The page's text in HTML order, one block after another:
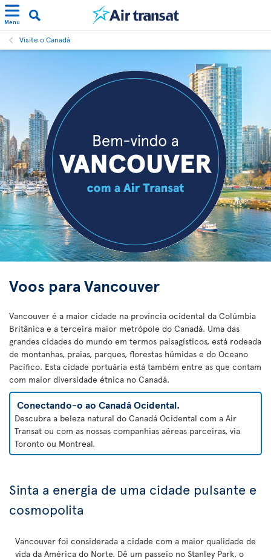
Menu
Visite o Canadá
Voos para Vancouver
Vancouver é a maior cidade na província ocidental da Colúmbia
Britânica e a terceira maior metrópole do Canadá. Uma das
grandes cidades do mundo em termos paisagísticos, está rodeada
de montanhas, praias, parques, florestas húmidas e do Oceano
Pacífico. Esta cidade portuária está também entre as que contam
com maior diversidade étnica no Canadá.
Conectando-o ao Canadá Ocidental.
Descubra a beleza natural do Canadá Ocidental com a Air
Transat ou com as nossas companhias aéreas parceiras, via
Toronto ou Montreal.
Sinta a energia de uma cidade pulsante e
cosmopolita
Vancouver foi considerada a cidade com a maior qualidade de
vida da América do Norte. Dê um passeio no Stanley Park, o